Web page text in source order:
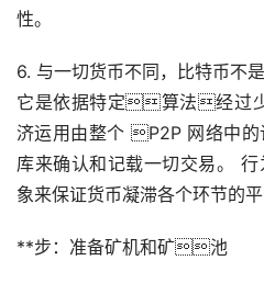
性。
6. 与一切货币不同，比特币不
它是依据特定算法经过
济运用由整个 P2P 网络中
库来确认和记载一切交易。
象来保证货币凝滞各个环节的平
**步：准备矿机和矿池